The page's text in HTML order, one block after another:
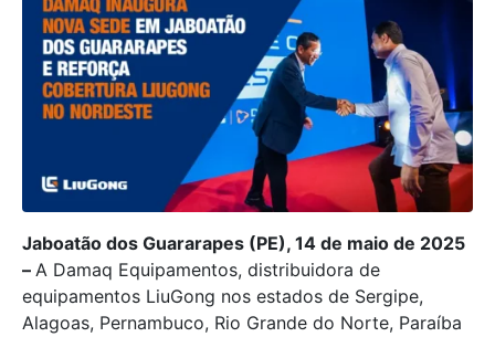
Jaboatão dos Guararapes (PE), 14 de maio de 2025
– A Damaq Equipamentos, distribuidora de
equipamentos LiuGong nos estados de Sergipe,
Alagoas, Pernambuco, Rio Grande do Norte, Paraíba